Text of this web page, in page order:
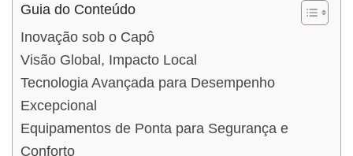
Guia do Conteúdo
Inovação sob o Capô
Visão Global, Impacto Local
Tecnologia Avançada para Desempenho
Excepcional
Equipamentos de Ponta para Segurança e
Conforto